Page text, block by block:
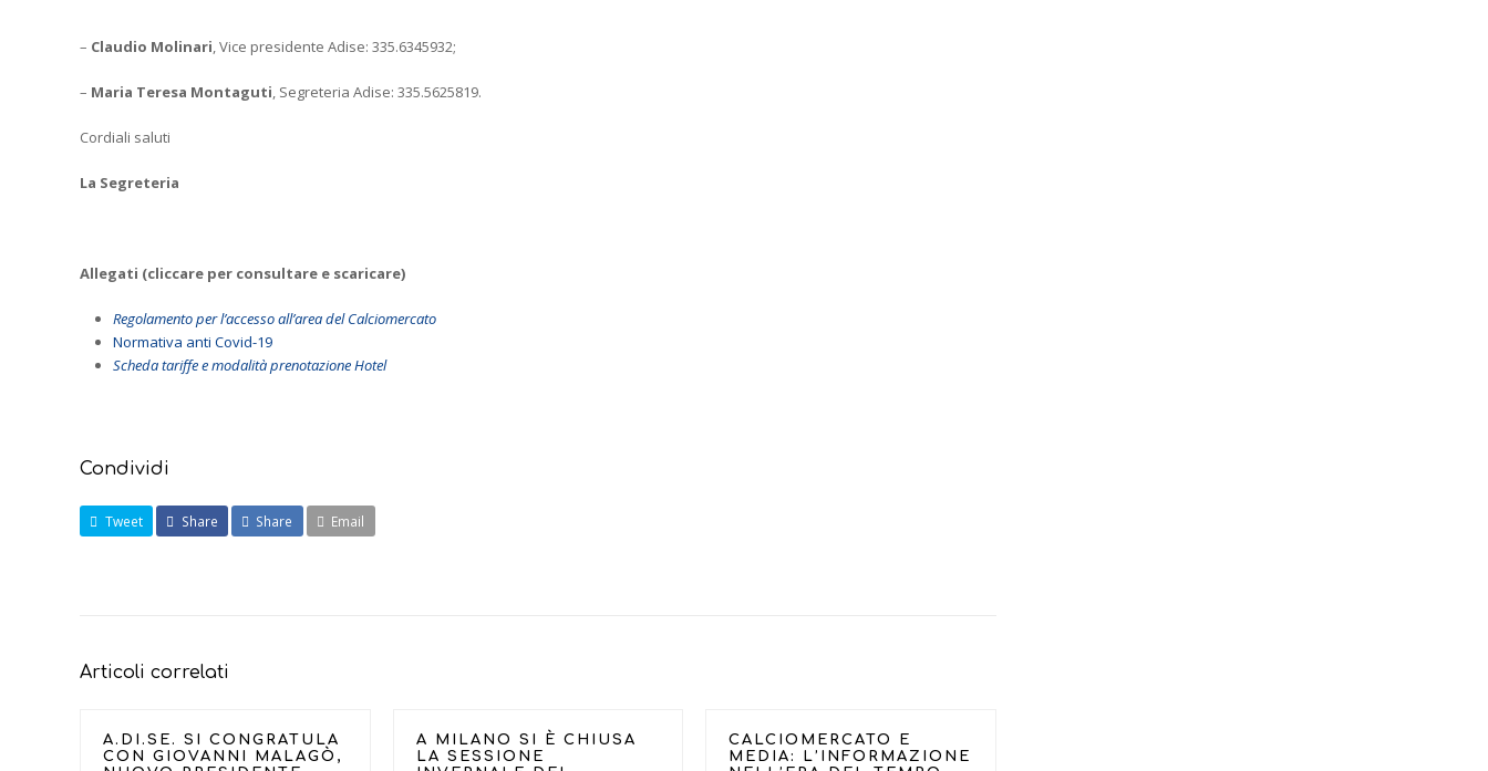
– Claudio Molinari, Vice presidente Adise: 335.6345932;
– Maria Teresa Montaguti, Segreteria Adise: 335.5625819.
Cordiali saluti
La Segreteria
Allegati (cliccare per consultare e scaricare)
Regolamento per l’accesso all’area del Calciomercato
Normativa anti Covid-19
Scheda tariffe e modalità prenotazione Hotel
Condividi
Tweet Share Share Email
Articoli correlati
A.DI.SE. SI CONGRATULA
CON GIOVANNI MALAGÒ,
A MILANO SI È CHIUSA
LA SESSIONE
CALCIOMERCATO E
MEDIA: L’INFORMAZIONE